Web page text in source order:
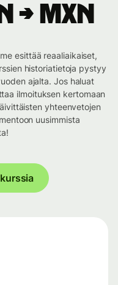
→ MXN
esittää reaaliaikaiset,
historiatietoja pystyy
ajalta. Jos haluat
ilmoituksen kertomaan
yhteenvetojen
uusimmista